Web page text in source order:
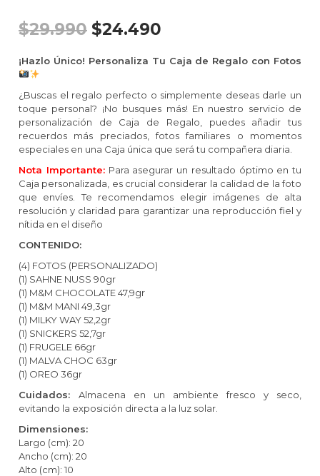
$29.990 $24.490
¡Hazlo Único! Personaliza Tu Caja de Regalo con Fotos
¿Buscas el regalo perfecto o simplemente deseas darle un
toque personal? ¡No busques más! En nuestro servicio de
personalización de Caja de Regalo, puedes añadir tus
recuerdos más preciados, fotos familiares o momentos
especiales en una Caja única que será tu compañera diaria.
Nota Importante:Para asegurar un resultado óptimo en tu
Caja personalizada, es crucial considerar la calidad de la foto
que envíes. Te recomendamos elegir imágenes de alta
resolución y claridad para garantizar una reproducción fiel y
nítida en el diseño
CONTENIDO:
(4) FOTOS (PERSONALIZADO)
(1) SAHNE NUSS 90gr
(1) M&M CHOCOLATE 47,9gr
(1) M&M MANI 49,3gr
(1) MILKY WAY 52,2gr
(1) SNICKERS 52,7gr
(1) FRUGELE 66gr
(1) MALVA CHOC 63gr
(1) OREO 36gr
Cuidados: Almacena en un ambiente fresco y seco,
evitando la exposición directa a la luz solar.
Dimensiones:
Largo (cm): 20
Ancho (cm): 20
Alto (cm): 10